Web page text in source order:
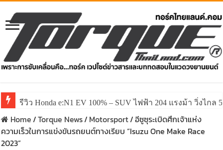
รีวิว ลองขับ All New GWM HAVAL H6 ปรับโฉมหน้าใหม่
Home/Torque News/ Motorsport/อีซูซุระเบิดศึกเจ้าแห่ง
ความเร็วในการแข่งขันรถยนต์ทางเรียบ “Isuzu One Make Race
2023”